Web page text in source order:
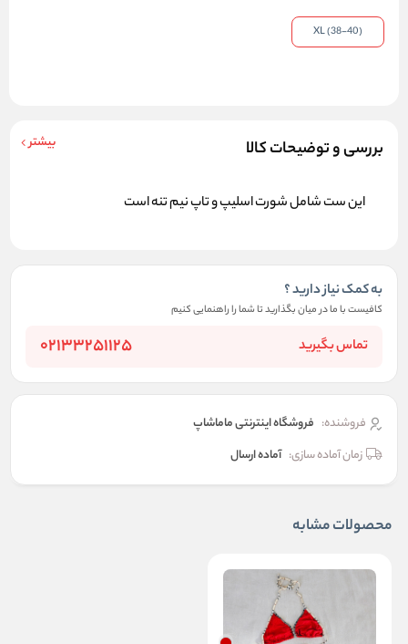
بررسی و توضیحات کالا بیشتر
این ست شامل شورت اسلیپ و تاپ نیم تنه است
به کمک نیاز دارید ؟
کافیست با ما در میان بگذارید تا شما را راهنمایی کنیم
تماس بگیرید 02133251125
فروشنده: فروشگاه اینترنتی ماماشاپ
زمان آماده سازی: آماده ارسال
XL (38-40)
محصولات مشابه